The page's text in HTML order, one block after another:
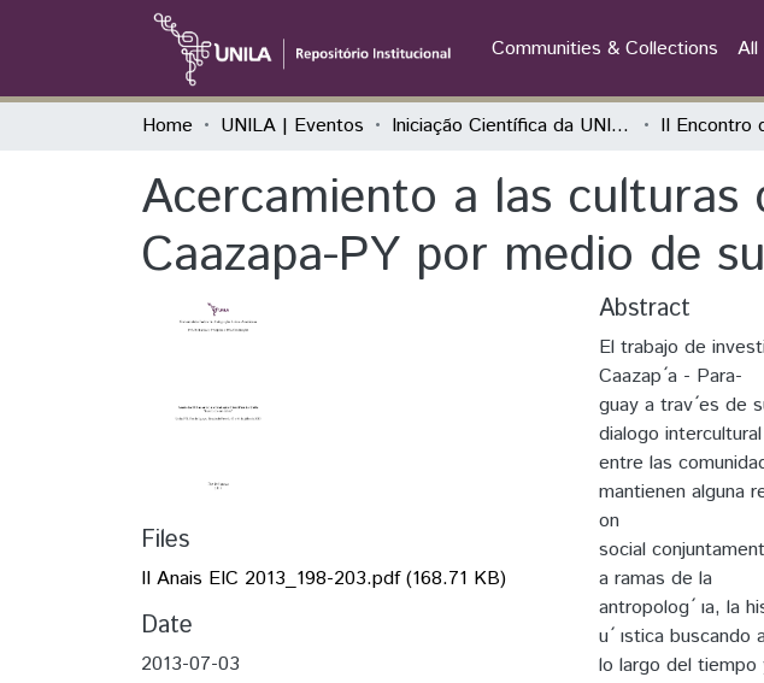
Communities & Collections All
Home UNILA | Eventos Iniciação Científica da UNILA (IC)
Acercamiento a las culturas
Caazapa-PY por medio de
Files
II Anais EIC 2013_198-203.pdf(168.71 KB)
Date
2013-07-03
Abstract
El trabajo de
Caazap ́a - Para-
guay a trav ́es de
dialogo intercultural
entre las
mantienen alguna
on
social
a ramas de la
antropolog ́ ıa, la
u ́ ıstica buscando
lo largo del tiempo